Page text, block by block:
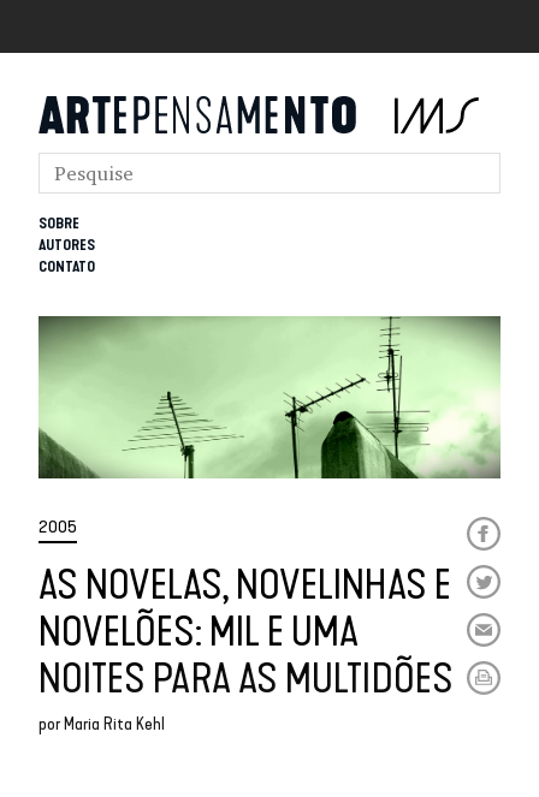
SOBRE
AUTORES
CONTATO
2005
AS NOVELAS, NOVELINHAS E
NOVELÕES: MIL E UMA
NOITES PARA AS MULTIDÕES
porMaria Rita Kehl